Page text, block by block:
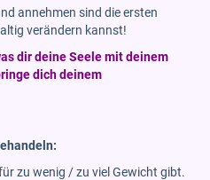
annehmen sind die ersten
verändern kannst!
dir deine Seele mit deinem
dich deinem
zu wenig / zu viel Gewicht gibt.